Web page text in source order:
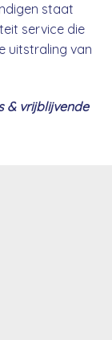
staat
service die
uitstraling van
& vrijblijvende